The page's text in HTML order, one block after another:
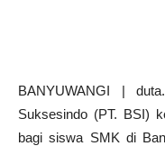
BANYUWANGI |
Suksesindo (PT. BSI)
bagi siswa SMK di